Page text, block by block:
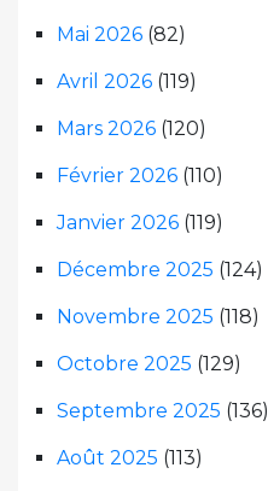
Mai 2026 (82)
Avril 2026 (119)
Mars 2026 (120)
Février 2026 (110)
Janvier 2026 (119)
Décembre 2025 (124)
Novembre 2025 (118)
Octobre 2025 (129)
Septembre 2025 (136)
Août 2025 (113)